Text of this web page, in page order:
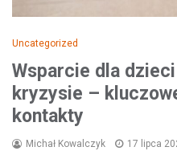
Uncategorized
Wsparcie dla
kryzysie –
kontakty
Michał Kowalczyk 17 lipca